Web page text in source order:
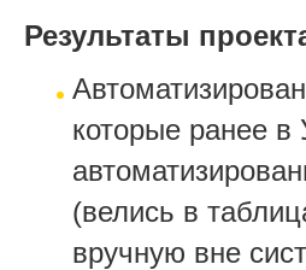
Результаты
которые ранее
(велись в
вручную вне